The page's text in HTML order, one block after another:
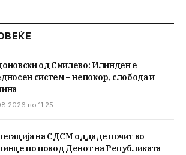
од Смилево: Илинден е
систем – непокор, слобода и
во 11:25
на СДСМ оддаде почит во
по повод Денот на Републиката